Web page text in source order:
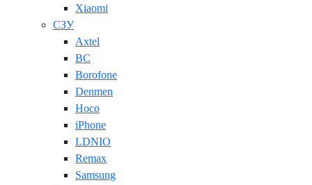
Xiaomi
СЗУ
Axtel
BC
Borofone
Denmen
Hoco
iPhone
LDNIO
Remax
Samsung